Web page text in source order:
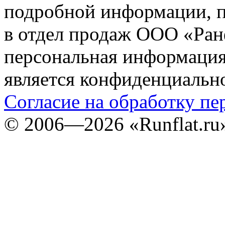
подробной информации,
в отдел продаж ООО
персональная
является
Согласие на обработку
© 2006—2026